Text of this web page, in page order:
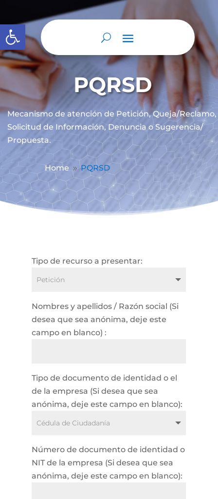
Abrir barra de herramientas
PQRSD
Mecanismo de atención de Petición, Queja/Reclamo,
Solicitud de Información, Denuncia o Sugerencia/
Propuesta.
Home 9 PQRSD
Tipo de recurso a presentar:
Nombres y apellidos / Razón social (Si
desea que sea anónima, deje este
campo en blanco) :
Tipo de documento de identidad o el
de la empresa (Si desea que sea
anónima, deje este campo en blanco):
Número de documento de identidad o
NIT de la empresa (Si desea que sea
anónima, deje este campo en blanco):